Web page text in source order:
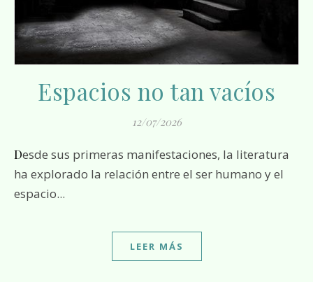
Espacios no tan vacíos
12/07/2026
Desde sus primeras manifestaciones, la literatura
ha explorado la relación entre el ser humano y el
espacio...
LEER MÁS